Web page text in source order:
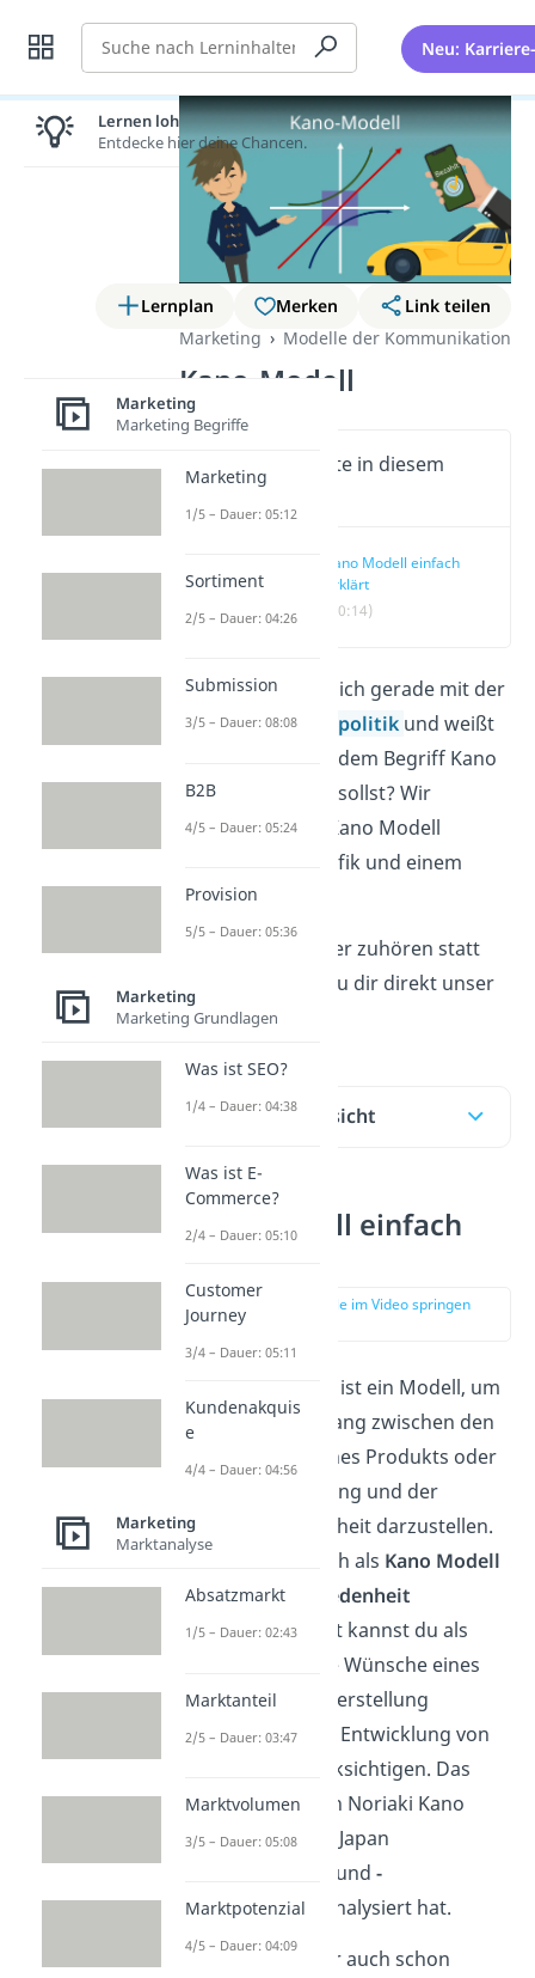
Suche Neu:
Lernplan Merken
Link teilen
Marketing
Modelle der Kommunikation
Kano-Modell
Wichtige Inhalte in diesem
Video
Kano Modell einfach
erklärt
(00:14)
Du beschäftigst dich gerade mit der
Kommunikationspolitik und weißt
nicht, was du mit dem Begriff Kano
Modell anfangen sollst? Wir
erklären dir das Kano Modell
anhand einer Grafik und einem
Beispiel.
Du möchtest lieber zuhören statt
lesen? Dann schau dir direkt unser
Videoan.
Inhaltsübersicht
Kano Modell einfach
zur Stelle im Video springen
ist ein Modell, um
den Zusammenhang zwischen den
Eigenschaften eines Produkts oder
einer Dienstleistung und der
Kundenzufriedenheit darzustellen.
Es wird somit auch als Kano Modell
der Kundenzufriedenheit
bezeichnet. Damit kannst du als
Unternehmen die Wünsche eines
Kunden bei der Herstellung
beziehungsweise Entwicklung von
Produkten berücksichtigen. Das
Modell wurde von Noriaki Kano
entwickelt, der in Japan
und -
anforderungen
analysiert hat.
Vielleicht ist es dir auch schon
Lernen lohnt sich!
Entdecke hier deine Chancen.
Marketing
Marketing Begriffe
Marketing
1/5 – Dauer: 05:12
Sortiment
2/5 – Dauer: 04:26
Submission
3/5 – Dauer: 08:08
B2B
4/5 – Dauer: 05:24
Provision
5/5 – Dauer: 05:36
Marketing
Marketing Grundlagen
Was ist SEO?
1/4 – Dauer: 04:38
Was ist E-
Commerce?
2/4 – Dauer: 05:10
Customer
Journey
3/4 – Dauer: 05:11
Kundenakquis
e
4/4 – Dauer: 04:56
Marketing
Marktanalyse
Absatzmarkt
1/5 – Dauer: 02:43
Marktanteil
2/5 – Dauer: 03:47
Marktvolumen
3/5 – Dauer: 05:08
Marktpotenzial
4/5 – Dauer: 04:09